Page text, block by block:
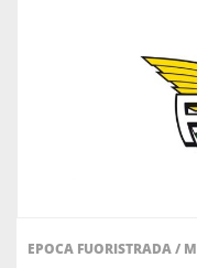
EPOCA FUORISTRADA/